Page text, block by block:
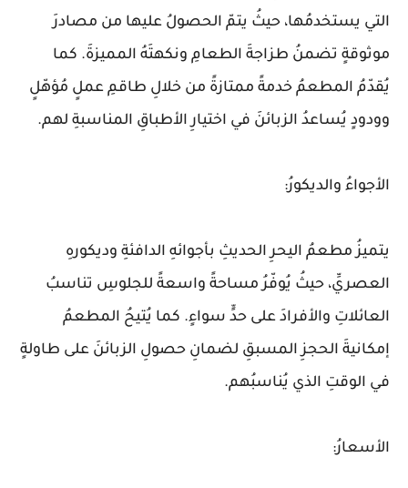
التي يستخدمُها، حيثُ يتمّ الحصولُ عليها من مصادرَ
موثوقةٍ تضمنُ طزاجةَ الطعامِ ونكهتَهُ المميزةَ. كما
يُقدّمُ المطعمُ خدمةً ممتازةً من خلالِ طاقمِ عملٍ مُؤهّلٍ
وودودٍ يُساعدُ الزبائنَ في اختيارِ الأطباقِ المناسبةِ لهم.
الأجواءُ والديكورُ:
يتميزُ مطعمُ اليحرِ الحديثِ بأجوائهِ الدافئةِ وديكورهِ
العصريِّ، حيثُ يُوفّرُ مساحةً واسعةً للجلوسِ تناسبُ
العائلاتِ والأفرادَ على حدٍّ سواءٍ. كما يُتيحُ المطعمُ
إمكانيةَ الحجزِ المسبقِ لضمانِ حصولِ الزبائنَ على طاولةٍ
في الوقتِ الذي يُناسبُهم.
الأسعارُ: